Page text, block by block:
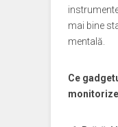
mai bine
mentală.
Ce